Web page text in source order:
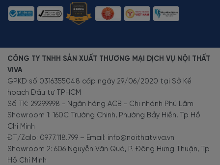
CÔNG TY TNHH SẢN XUẤT THƯƠNG MẠI DỊCH VỤ NỘI THẤT
VIVA
GPKD số 0316355048 cấp ngày 29/06/2020 tại Sở Kế
hoạch Đầu tư TPHCM
Số TK: 29299998 - Ngân hàng ACB - Chi nhánh Phú Lâm
Showroom 1: 160C Trường Chinh, Phường Bảy Hiền, Tp Hồ
Chí Minh
ĐT/Zalo: 0977.118.799 – Email: info@noithatviva.vn
Showroom 2: 606 Nguyễn Văn Quá, P. Đông Hưng Thuận, Tp
Hồ Chí Minh